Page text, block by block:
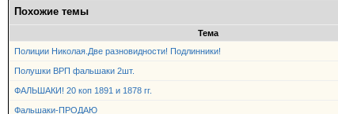
Похожие темы
Тема
Полиции Николая.Две разновидности! Подлинники!
Полушки ВРП фальшаки 2шт.
ФАЛЬШАКИ! 20 коп 1891 и 1878 гг.
Фальшаки-ПРОДАЮ